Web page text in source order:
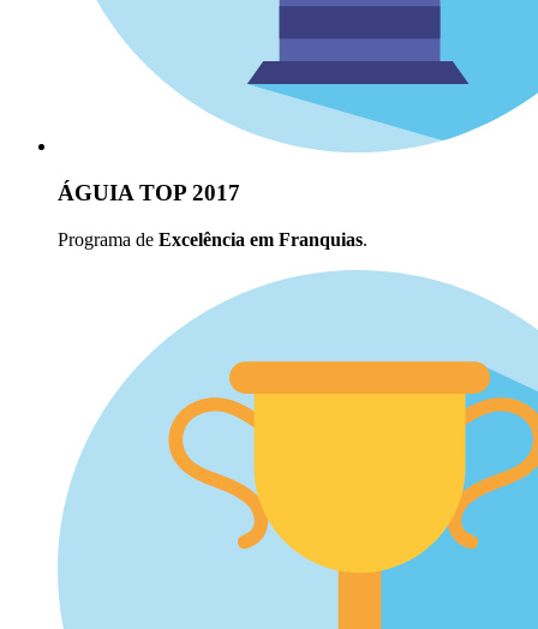
ÁGUIA TOP 2017
Programa de Excelência em Franquias.